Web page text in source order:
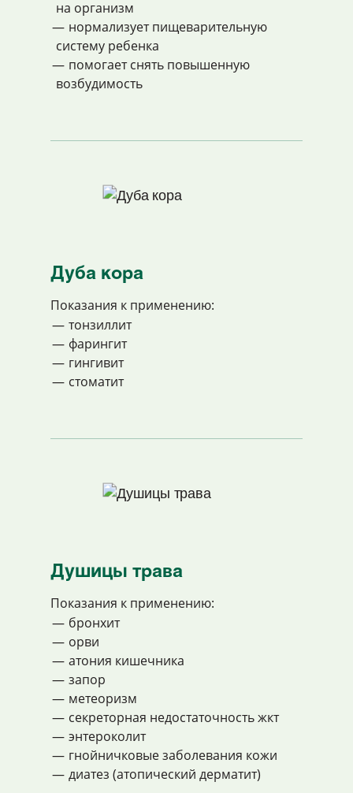
на организм
нормализует пищеварительную
систему ребенка
помогает снять повышенную
возбудимость
Дуба кора
Показания к применению:
тонзиллит
фарингит
гингивит
стоматит
Душицы трава
Показания к применению:
бронхит
орви
атония кишечника
запор
метеоризм
секреторная недостаточность жкт
энтероколит
гнойничковые заболевания кожи
диатез (атопический дерматит)